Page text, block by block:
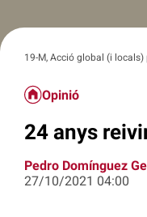
19-M, Acció global (i locals)
Opinió
24 anys
Pedro Domínguez
27/10/2021 04:00